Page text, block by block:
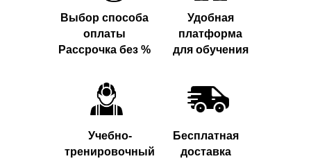
Выбор способа
оплаты
Рассрочка без %
Удобная
платформа
для обучения
Учебно-
тренировочный
Бесплатная
доставка